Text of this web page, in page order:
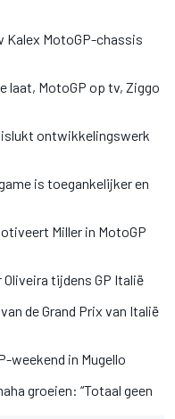
Kalex MotoGP-chassis
laat, MotoGP op tv, Ziggo
ontwikkelingswerk
is toegankelijker en
Miller in MotoGP
tijdens GP Italië
de Grand Prix van Italië
weekend in Mugello
groeien: “Totaal geen